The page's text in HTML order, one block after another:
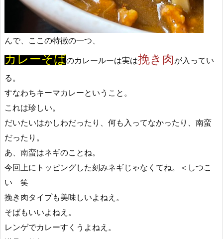
んで、ここの特徴の一つ、
カレーそばのカレールーは実は挽き肉が入ってい
る。
すなわちキーマカレーということ。
これは珍しい。
だいたいはかしわだったり、何も入ってなかったり、南蛮
だったり。
あ、南蛮はネギのことね。
今回上にトッピングした刻みネギじゃなくてね。＜しつこ
い 笑
挽き肉タイプも美味しいよねえ。
そばもいいよねえ。
レンゲでカレーすくうよねえ。